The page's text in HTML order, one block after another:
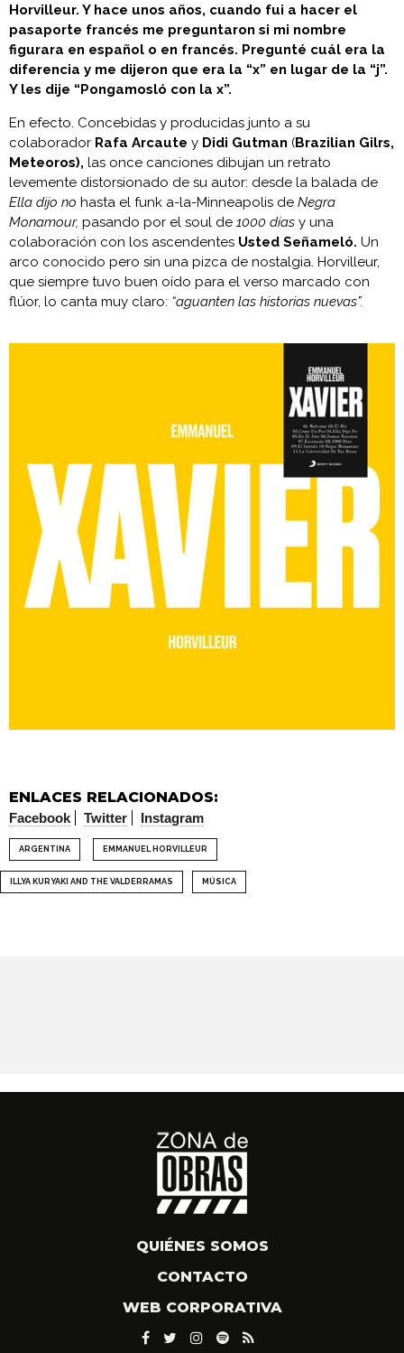
Horvilleur. Y hace unos años, cuando fui a hacer el
pasaporte francés me preguntaron si mi nombre
figurara en español o en francés. Pregunté cuál era la
diferencia y me dijeron que era la “x” en lugar de la “j”.
Y les dije “Pongamosló con la x”.
En efecto. Concebidas y producidas junto a su
colaborador Rafa Arcaute y Didi Gutman (Brazilian Gilrs,
Meteoros), las once canciones dibujan un retrato
levemente distorsionado de su autor: desde la balada de
Ella dijo no hasta el funk a-la-Minneapolis de Negra
Monamour, pasando por el soul de 1000 días y una
colaboración con los ascendentes Usted Señameló. Un
arco conocido pero sin una pizca de nostalgia. Horvilleur,
que siempre tuvo buen oído para el verso marcado con
flúor, lo canta muy claro: “aguanten las historias nuevas”.
ENLACES RELACIONADOS:
Facebook Twitter Instagram
ARGENTINA EMMANUEL HORVILLEUR
ILLYA KURYAKI AND THE VALDERRAMAS MÚSICA
QUIÉNES SOMOS
CONTACTO
WEB CORPORATIVA